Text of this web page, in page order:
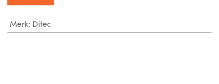
Merk: Ditec